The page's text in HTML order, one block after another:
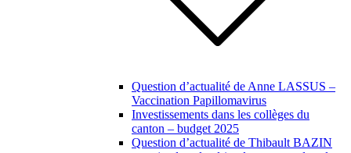
Question d’actualité de Anne LASSUS –
Vaccination Papillomavirus
Investissements dans les collèges du
canton – budget 2025
Question d’actualité de Thibault BAZIN